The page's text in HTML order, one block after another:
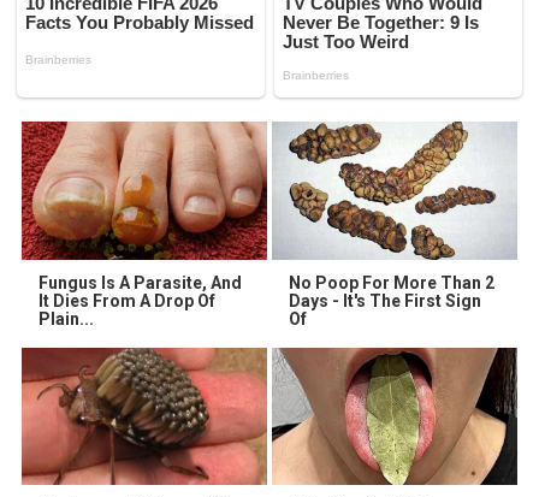
Fungus Is A Parasite, And
It Dies From A Drop Of
Plain...
No Poop For More Than 2
Days - It's The First Sign
Of